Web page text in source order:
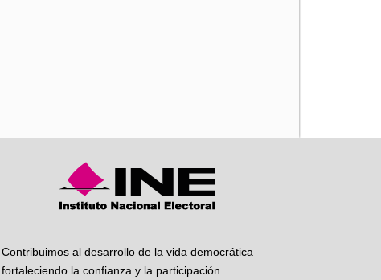
Contribuimos al desarrollo de la vida democrática
fortaleciendo la confianza y la participación